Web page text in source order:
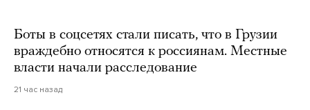
Боты в соцсетях стали писать, что в Грузии
враждебно относятся к россиянам. Местные
власти начали расследование
21 час назад